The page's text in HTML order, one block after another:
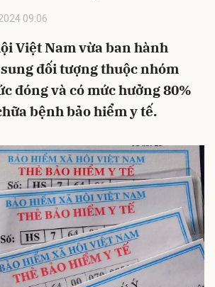
09:06
Việt Nam vừa ban hành
đối tượng thuộc nhóm
đóng và có mức hưởng 80%
bệnh bảo hiểm y tế.